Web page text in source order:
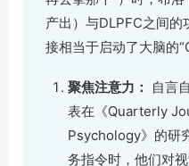
产出）与DLPFC之间
接相当于启动了大脑的
聚焦注意力：
自言
表在《Quarterly
Psychology》的研
务指令时，他们对